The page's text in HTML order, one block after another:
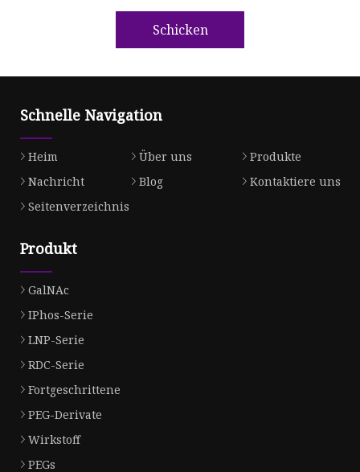
Schicken
Schnelle Navigation
Heim Über uns
Produkte
Nachricht
Blog
Kontaktiere uns
Seitenverzeichnis
Produkt
GalNAc
IPhos-Serie
LNP-Serie
RDC-Serie
Fortgeschrittene
PEG-Derivate
Wirkstoff
PEGs